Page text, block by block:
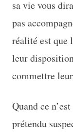
sa vie vous
pas
réalité est que
leur
commettre
Quand ce
prétendu